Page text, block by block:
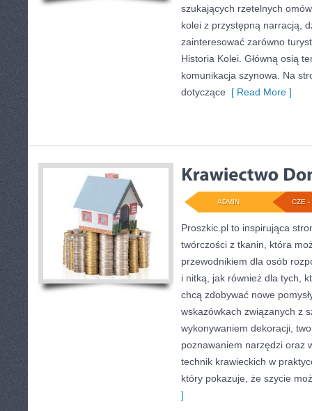
szukających rzetelnych
kolei z przystępną narracją,
zainteresować zarówno
Historia Kolei. Główną osią
komunikacja szynowa. Na
dotyczące [ Read More ]
CZE -
ADMIN
Proszkic.pl to inspirująca
twórczości z tkanin, która
przewodnikiem dla osób
i nitką, jak również dla tych,
chcą zdobywać nowe
wskazówkach związanych z
wykonywaniem dekoracji,
poznawaniem narzędzi oraz
technik krawieckich w
który pokazuje, że szycie
]